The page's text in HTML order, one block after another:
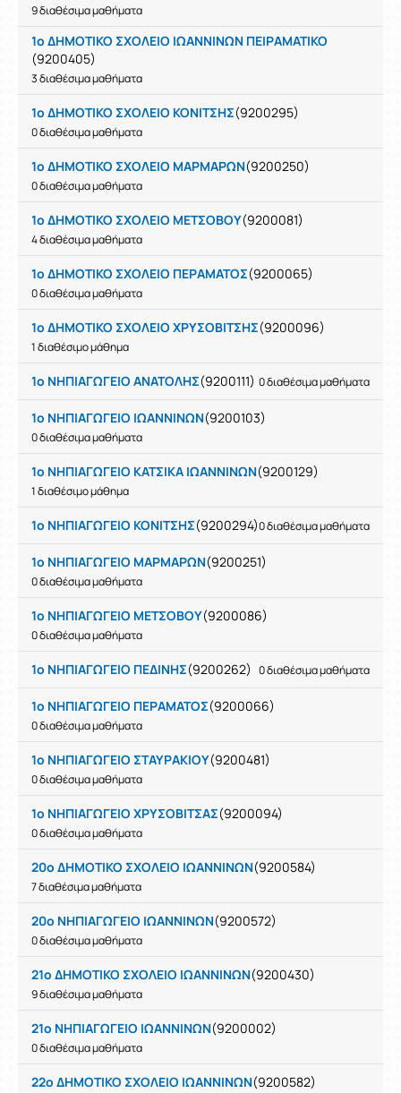
9 διαθέσιμα μαθήματα
1ο ΔΗΜΟΤΙΚΟ ΣΧΟΛΕΙΟ ΙΩΑΝΝΙΝΩΝ ΠΕΙΡΑΜΑΤΙΚΟ
(9200405)
3 διαθέσιμα μαθήματα
1ο ΔΗΜΟΤΙΚΟ ΣΧΟΛΕΙΟ ΚΟΝΙΤΣΗΣ(9200295)
0 διαθέσιμα μαθήματα
1ο ΔΗΜΟΤΙΚΟ ΣΧΟΛΕΙΟ ΜΑΡΜΑΡΩΝ(9200250)
0 διαθέσιμα μαθήματα
1ο ΔΗΜΟΤΙΚΟ ΣΧΟΛΕΙΟ ΜΕΤΣΟΒΟΥ(9200081)
4 διαθέσιμα μαθήματα
1ο ΔΗΜΟΤΙΚΟ ΣΧΟΛΕΙΟ ΠΕΡΑΜΑΤΟΣ(9200065)
0 διαθέσιμα μαθήματα
1ο ΔΗΜΟΤΙΚΟ ΣΧΟΛΕΙΟ ΧΡΥΣΟΒΙΤΣΗΣ(9200096)
1 διαθέσιμο μάθημα
1ο ΝΗΠΙΑΓΩΓΕΙΟ ΑΝΑΤΟΛΗΣ(9200111) 0 διαθέσιμα μαθήματα
1ο ΝΗΠΙΑΓΩΓΕΙΟ ΙΩΑΝΝΙΝΩΝ(9200103)
0 διαθέσιμα μαθήματα
1ο ΝΗΠΙΑΓΩΓΕΙΟ ΚΑΤΣΙΚΑ ΙΩΑΝΝΙΝΩΝ(9200129)
1 διαθέσιμο μάθημα
1ο ΝΗΠΙΑΓΩΓΕΙΟ ΚΟΝΙΤΣΗΣ(9200294)0 διαθέσιμα μαθήματα
1ο ΝΗΠΙΑΓΩΓΕΙΟ ΜΑΡΜΑΡΩΝ(9200251)
0 διαθέσιμα μαθήματα
1ο ΝΗΠΙΑΓΩΓΕΙΟ ΜΕΤΣΟΒΟΥ(9200086)
0 διαθέσιμα μαθήματα
1ο ΝΗΠΙΑΓΩΓΕΙΟ ΠΕΔΙΝΗΣ(9200262) 0 διαθέσιμα μαθήματα
1ο ΝΗΠΙΑΓΩΓΕΙΟ ΠΕΡΑΜΑΤΟΣ(9200066)
0 διαθέσιμα μαθήματα
1ο ΝΗΠΙΑΓΩΓΕΙΟ ΣΤΑΥΡΑΚΙΟΥ(9200481)
0 διαθέσιμα μαθήματα
1ο ΝΗΠΙΑΓΩΓΕΙΟ ΧΡΥΣΟΒΙΤΣΑΣ(9200094)
0 διαθέσιμα μαθήματα
20ο ΔΗΜΟΤΙΚΟ ΣΧΟΛΕΙΟ ΙΩΑΝΝΙΝΩΝ(9200584)
7 διαθέσιμα μαθήματα
20ο ΝΗΠΙΑΓΩΓΕΙΟ ΙΩΑΝΝΙΝΩΝ(9200572)
0 διαθέσιμα μαθήματα
21ο ΔΗΜΟΤΙΚΟ ΣΧΟΛΕΙΟ ΙΩΑΝΝΙΝΩΝ(9200430)
9 διαθέσιμα μαθήματα
21ο ΝΗΠΙΑΓΩΓΕΙΟ ΙΩΑΝΝΙΝΩΝ(9200002)
0 διαθέσιμα μαθήματα
22ο ΔΗΜΟΤΙΚΟ ΣΧΟΛΕΙΟ ΙΩΑΝΝΙΝΩΝ(9200582)